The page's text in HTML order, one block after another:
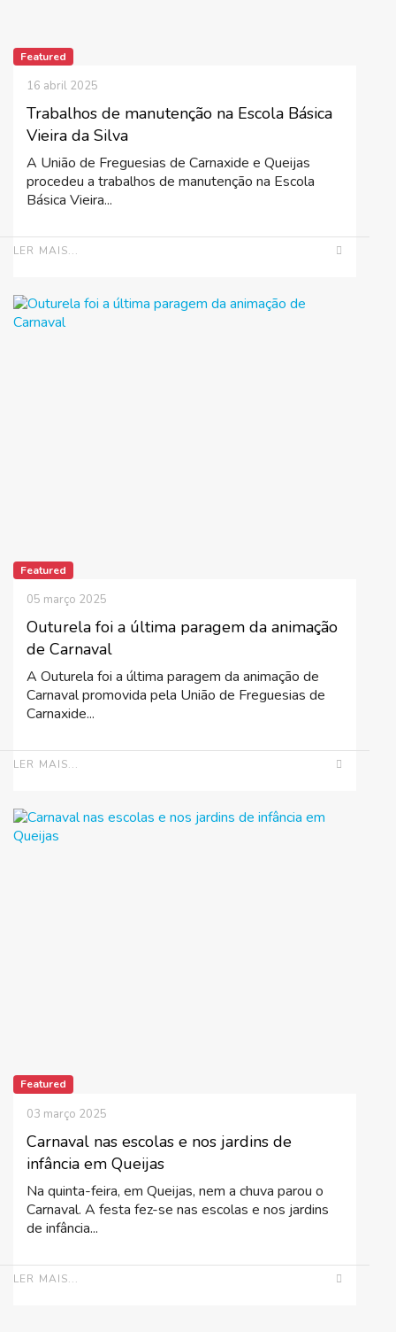
Featured
Trabalhos de manutenção na Escola Básica
Vieira da Silva
16 abril 2025
A União de Freguesias de Carnaxide e Queijas
procedeu a trabalhos de manutenção na Escola
Básica Vieira...
LER MAIS...
Featured
Outurela foi a última paragem da animação
de Carnaval
05 março 2025
A Outurela foi a última paragem da animação de
Carnaval promovida pela União de Freguesias de
Carnaxide...
LER MAIS...
Featured
Carnaval nas escolas e nos jardins de
infância em Queijas
03 março 2025
Na quinta-feira, em Queijas, nem a chuva parou o
Carnaval. A festa fez-se nas escolas e nos jardins
de infância...
LER MAIS...